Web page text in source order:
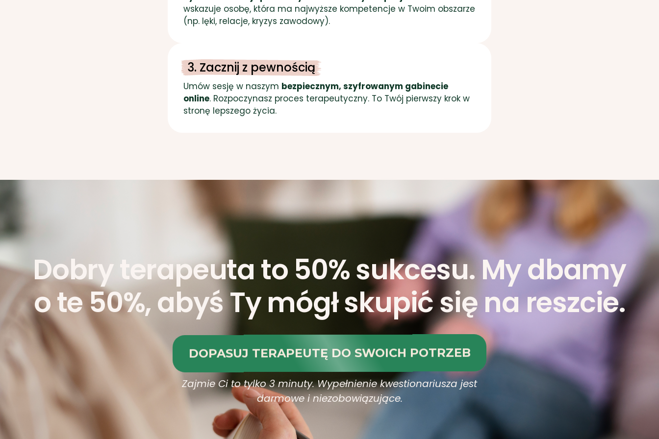
wskazuje osobę, która ma najwyższe kompetencje w Twoim obszarze
(np. lęki, relacje, kryzys zawodowy).
3. Zacznij z pewnością
Umów sesję w naszym bezpiecznym, szyfrowanym gabinecie
online. Rozpoczynasz proces terapeutyczny. To Twój pierwszy krok w
stronę lepszego życia.
Dobry terapeuta to 50% sukcesu. My dbamy
o te 50%, abyś Ty mógł skupić się na reszcie.
DOPASUJ TERAPEUTĘ DO SWOICH POTRZEB
Zajmie Ci to tylko 3 minuty. Wypełnienie kwestionariusza jest
darmowe i niezobowiązujące.